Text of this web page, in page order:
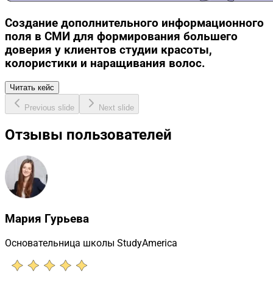
Создание дополнительного информационного
поля в СМИ для формирования большего
доверия у клиентов студии красоты,
колористики и наращивания волос.
Читать кейс
Previous slide Next slide
Отзывы пользователей
Мария Гурьева
Основательница школы StudyAmerica